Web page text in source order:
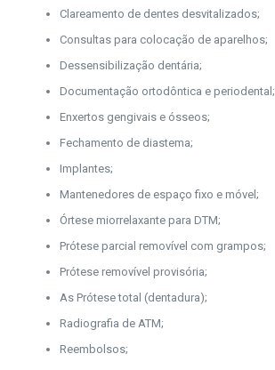
Clareamento de dentes desvitalizados;
Consultas para colocação de aparelhos;
Dessensibilização dentária;
Documentação ortodôntica e periodental;
Enxertos gengivais e ósseos;
Fechamento de diastema;
Implantes;
Mantenedores de espaço fixo e móvel;
Órtese miorrelaxante para DTM;
Prótese parcial removível com grampos;
Prótese removível provisória;
As Prótese total (dentadura);
Radiografia de ATM;
Reembolsos;